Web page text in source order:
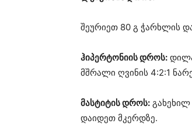
შეურიეთ 80 გ ჭარხლის
ჰიპერტონიის დროს:
მშრალი ღვინის 4:2:1
მასტიტის დროს:
დაიდეთ მკერდზე.